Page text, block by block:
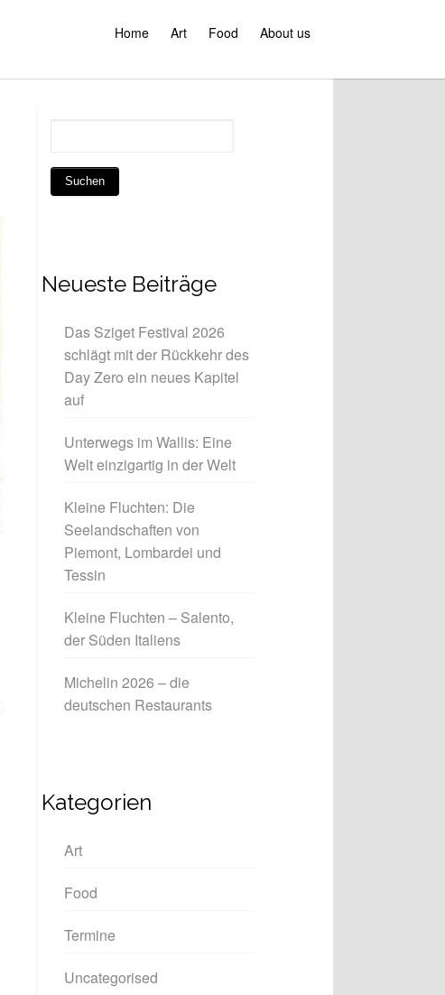
Home Art Food About us
Neueste Beiträge
Das Sziget Festival 2026
schlägt mit der Rückkehr des
Day Zero ein neues Kapitel
auf
Unterwegs im Wallis: Eine
Welt einzigartig in der Welt
Kleine Fluchten: Die
Seelandschaften von
Piemont, Lombardei und
Tessin
Kleine Fluchten – Salento,
der Süden Italiens
Michelin 2026 – die
deutschen Restaurants
Kategorien
Art
Food
Termine
Uncategorised